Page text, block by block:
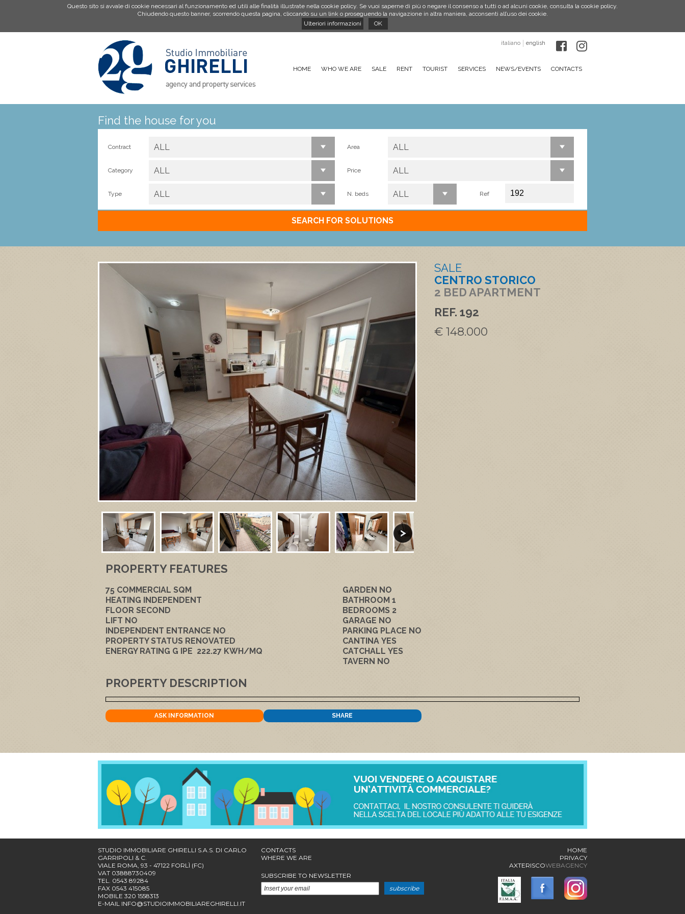
Questo sito si avvale di cookie necessari al funzionamento ed utili alle finalità illustrate nella cookie policy. Se vuoi saperne di più o negare il consenso a tutti o ad alcuni cookie, consulta la cookie policy.
Chiudendo questo banner, scorrendo questa pagina, cliccando su un link o proseguendo la navigazione in altra maniera, acconsenti all’uso dei cookie.
Ulteriori informazioni
OK
italiano english
HOME WHO WE ARE SALE RENT TOURIST SERVICES NEWS/EVENTS CONTACTS
Find the house for you
Contract ALL
Category ALL
Type ALL
Area ALL
Price ALL
N. beds ALL Ref
SEARCH FOR SOLUTIONS
SALE
CENTRO STORICO
2 BED APARTMENT
REF. 192
€ 148.000
PROPERTY FEATURES
75 COMMERCIAL SQM
HEATING INDEPENDENT
FLOOR SECOND
LIFT NO
INDEPENDENT ENTRANCE NO
PROPERTY STATUS RENOVATED
ENERGY RATING G IPE 222.27 KWH/MQ
GARDEN NO
BATHROOM 1
BEDROOMS 2
GARAGE NO
PARKING PLACE NO
CANTINA YES
CATCHALL YES
TAVERN NO
PROPERTY DESCRIPTION
ASK INFORMATION SHARE
STUDIO IMMOBILIARE GHIRELLI S.A.S. DI CARLO
GARRIPOLI & C.
VIALE ROMA, 93 - 47122 FORLÌ (FC)
VAT 03888730409
TEL. 0543 89284
FAX 0543 415085
MOBILE 320 1558313
E-MAIL INFO@STUDIOIMMOBILIAREGHIRELLI.IT
CONTACTS
WHERE WE ARE
SUBSCRIBE TO NEWSLETTER
subscribe
HOME
PRIVACY
AXTERISCOWEBAGENCY